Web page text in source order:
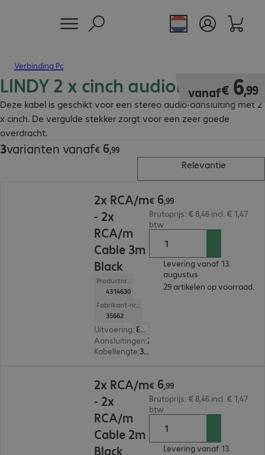
Verbinding Pc
LINDY 2 x cinch audiokabel
Deze kabel is geschikt voor een stereo audio-aansluiting met 2
x cinch. De vergulde stekker zorgt voor een zeer goede
overdracht.
vanaf€ 6,99
€ 6,99
3varianten vanaf€ 6,99
€ 6,99
Relevantie
2x RCA/m
- 2x
RCA/m
Cable 3m
Black
Productnr.:
4314630
Fabrikant-nr.:
35662
Uitvoering: Europa
Aansluitingen:
Kabellengte: 3 m
€ 6,99
Brutoprijs: € 8,46 incl. € 1,47
btw
Levering vanaf 13.
augustus
29 artikelen op voorraad.
2x RCA/m
- 2x
RCA/m
Cable 2m
Black
€ 6,99
Brutoprijs: € 8,46 incl. € 1,47
btw
Levering vanaf 13.